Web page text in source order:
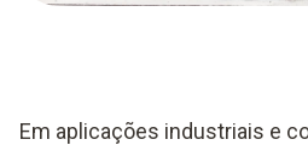
Em aplicações industriais e